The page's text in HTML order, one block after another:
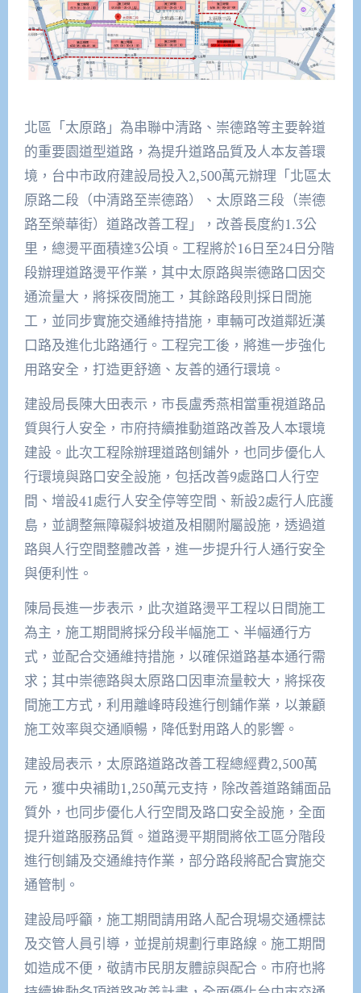
北區「太原路」為串聯中清路、崇德路等主要幹道
的重要園道型道路，為提升道路品質及人本友善環
境，台中市政府建設局投入2,500萬元辦理「北區太
原路二段（中清路至崇德路）、太原路三段（崇德
路至榮華街）道路改善工程」，改善長度約1.3公
里，總燙平面積達3公頃。工程將於16日至24日分階
段辦理道路燙平作業，其中太原路與崇德路口因交
通流量大，將採夜間施工，其餘路段則採日間施
工，並同步實施交通維持措施，車輛可改道鄰近漢
口路及進化北路通行。工程完工後，將進一步強化
用路安全，打造更舒適、友善的通行環境。
建設局長陳大田表示，市長盧秀燕相當重視道路品
質與行人安全，市府持續推動道路改善及人本環境
建設。此次工程除辦理道路刨鋪外，也同步優化人
行環境與路口安全設施，包括改善9處路口人行空
間、增設41處行人安全停等空間、新設2處行人庇護
島，並調整無障礙斜坡道及相關附屬設施，透過道
路與人行空間整體改善，進一步提升行人通行安全
與便利性。
陳局長進一步表示，此次道路燙平工程以日間施工
為主，施工期間將採分段半幅施工、半幅通行方
式，並配合交通維持措施，以確保道路基本通行需
求；其中崇德路與太原路口因車流量較大，將採夜
間施工方式，利用離峰時段進行刨鋪作業，以兼顧
施工效率與交通順暢，降低對用路人的影響。
建設局表示，太原路道路改善工程總經費2,500萬
元，獲中央補助1,250萬元支持，除改善道路鋪面品
質外，也同步優化人行空間及路口安全設施，全面
提升道路服務品質。道路燙平期間將依工區分階段
進行刨鋪及交通維持作業，部分路段將配合實施交
通管制。
建設局呼籲，施工期間請用路人配合現場交通標誌
及交管人員引導，並提前規劃行車路線。施工期間
如造成不便，敬請市民朋友體諒與配合。市府也將